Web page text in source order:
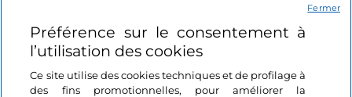
Liens utiles
Se connecter
Préférence sur le consentement à
l’utilisation des cookies
Ce site utilise des cookies techniques et de profilage à
des fins promotionnelles, pour améliorer la
Fermer